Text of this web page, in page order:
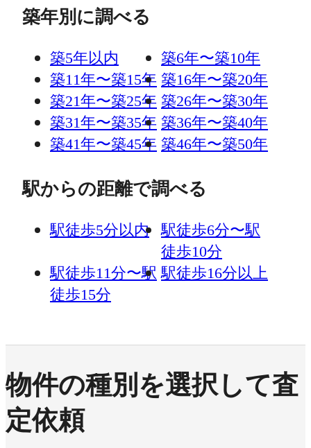
築年別に調べる
築5年以内
築6年〜築10年
築11年〜築15年 築16年〜築20年
築21年〜築25年 築26年〜築30年
築31年〜築35年 築36年〜築40年
築41年〜築45年 築46年〜築50年
駅からの距離で調べる
駅徒歩5分以内
駅徒歩6分〜駅
徒歩10分
駅徒歩11分〜駅
徒歩15分
駅徒歩16分以上
物件の種別を選択して査
定依頼